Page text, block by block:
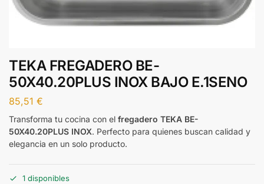
TEKA FREGADERO BE-
50X40.20PLUS INOX BAJO E.1SENO
85,51 €
Transforma tu cocina con el fregadero TEKA BE-
50X40.20PLUS INOX. Perfecto para quienes buscan calidad y
elegancia en un solo producto.
1 disponibles